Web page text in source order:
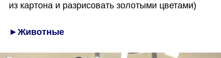
из картона и разрисовать золотыми цветами)
►Животные